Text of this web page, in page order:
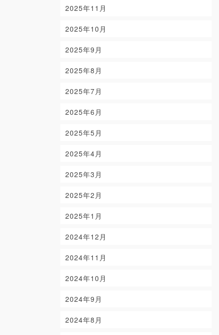
2025年11月
2025年10月
2025年9月
2025年8月
2025年7月
2025年6月
2025年5月
2025年4月
2025年3月
2025年2月
2025年1月
2024年12月
2024年11月
2024年10月
2024年9月
2024年8月